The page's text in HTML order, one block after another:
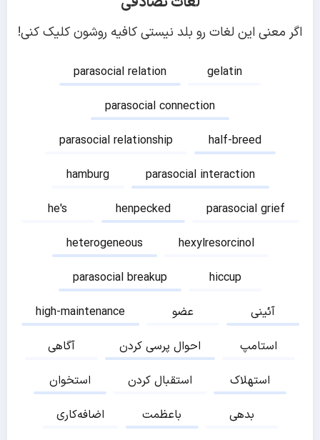
اگر معنی این لغات رو بلد نیستی کافیه روشون کلیک کنی!
parasocial relation
gelatin
parasocial connection
parasocial relationship
half-breed
hamburg
parasocial interaction
he's
henpecked
parasocial grief
heterogeneous
hexylresorcinol
parasocial breakup
hiccup
high-maintenance
عضو
آئینی
آگاهی
احوال پرسی کردن
استامپ
استخوان
استقبال کردن
استهلاک
اضافه‌کاری
باعظمت
بدهی